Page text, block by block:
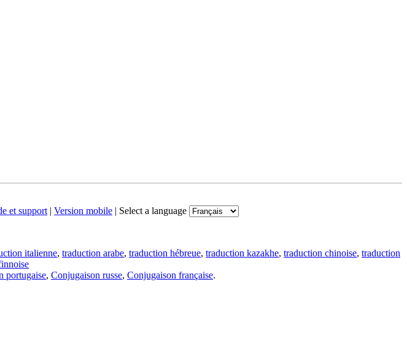
et support | Version mobile | Select a language
italienne, traduction arabe, traduction hébreue, traduction kazakhe, traduction chinoise, traduction
portugaise, Conjugaison russe, Conjugaison française.